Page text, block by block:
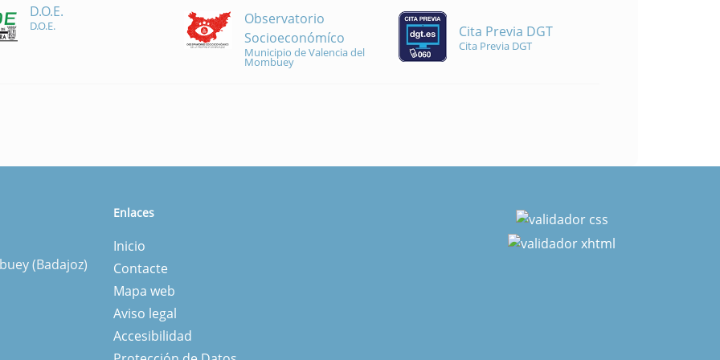
D.O.E.
D.O.E.
Observatorio
Socioeconómíco
Municipio de Valencia del
Mombuey
Cita Previa DGT
Cita Previa DGT
(Badajoz)
Enlaces
Inicio
Contacte
Mapa web
Aviso legal
Accesibilidad